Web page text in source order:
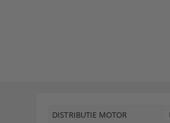
DISTRIBUTIE MOTOR